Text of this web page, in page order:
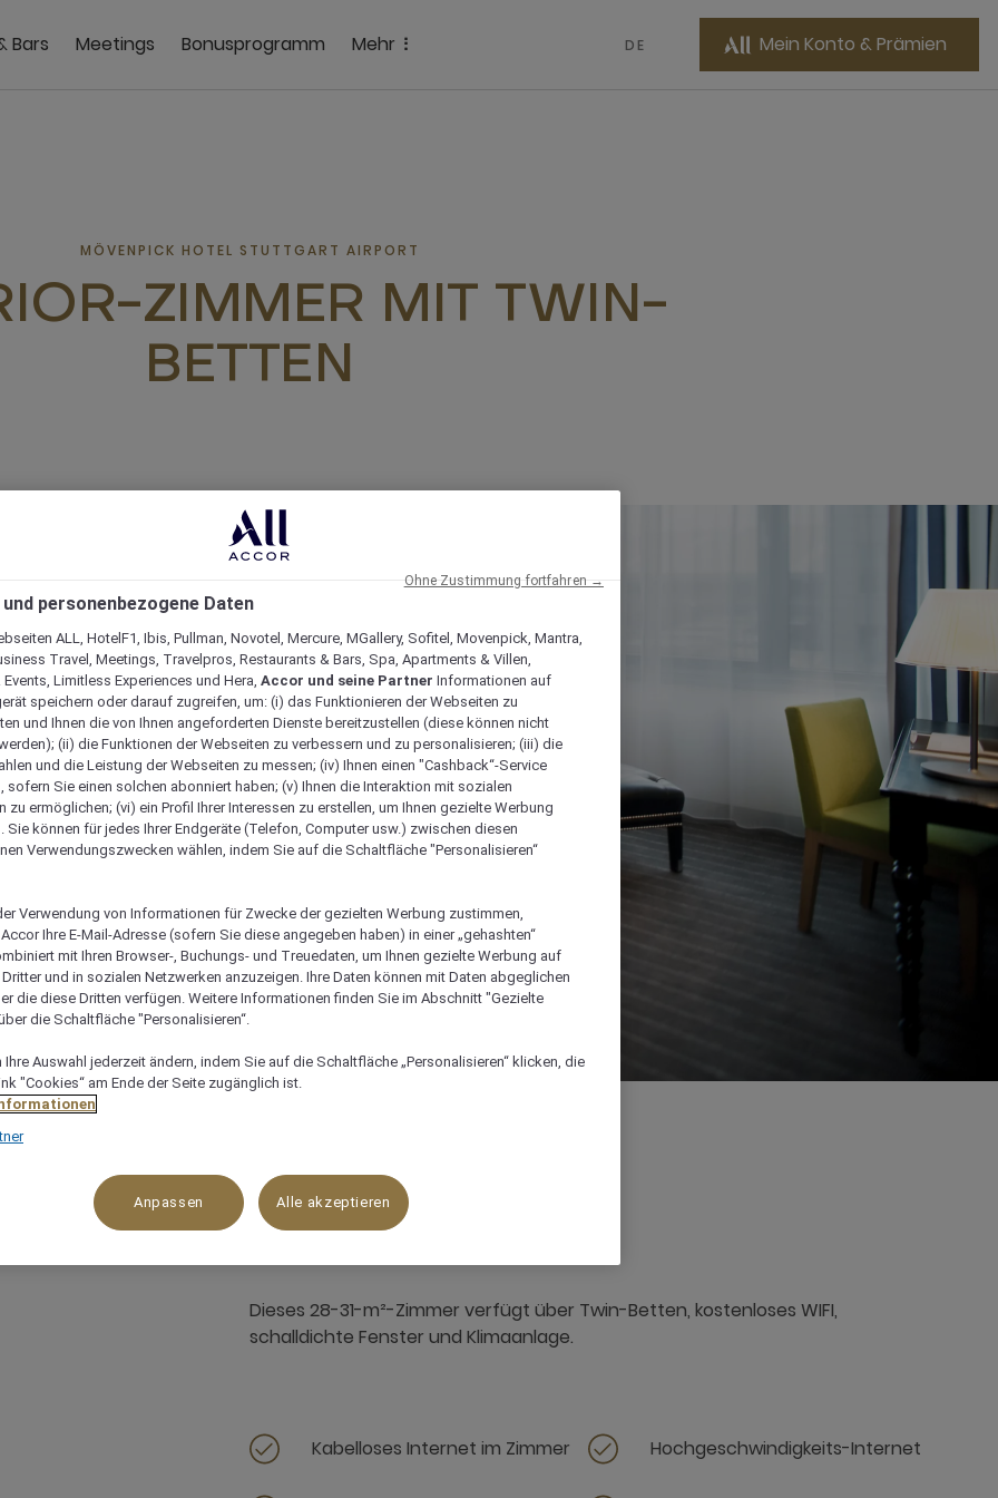
Bars Meetings Bonusprogramm Mehr DE Mein Konto & Prämien
MÖVENPICK HOTEL STUTTGART AIRPORT
ZIMMER MIT TWIN-
BETTEN
Verfügbarkeit anzeigen
Dieses 28-31-m²-Zimmer verfügt über Twin-Betten, kostenloses WIFI,
schalldichte Fenster und Klimaanlage.
Kabelloses Internet im Zimmer Hochgeschwindigkeits-Internet
personenbezogene Daten
ALL, HotelF1, Ibis, Pullman, Novotel, Mercure, MGallery, Sofitel, Movenpick, Mantra,
Travel, Meetings, Travelpros, Restaurants & Bars, Spa, Apartments & Villen,
Limitless Experiences und Hera, Accor und seine Partner Informationen auf
speichern oder darauf zugreifen, um: (i) das Funktionieren der Webseiten zu
und Ihnen die von Ihnen angeforderten Dienste bereitzustellen (diese können nicht
(ii) die Funktionen der Webseiten zu verbessern und zu personalisieren; (iii) die
und die Leistung der Webseiten zu messen; (iv) Ihnen einen "Cashback“-Service
sofern Sie einen solchen abonniert haben; (v) Ihnen die Interaktion mit sozialen
zu ermöglichen; (vi) ein Profil Ihrer Interessen zu erstellen, um Ihnen gezielte Werbung
Sie können für jedes Ihrer Endgeräte (Telefon, Computer usw.) zwischen diesen
Verwendungszwecken wählen, indem Sie auf die Schaltfläche "Personalisieren“
Verwendung von Informationen für Zwecke der gezielten Werbung zustimmen,
Ihre E-Mail-Adresse (sofern Sie diese angegeben haben) in einer „gehashten“
mit Ihren Browser-, Buchungs- und Treuedaten, um Ihnen gezielte Werbung auf
und in sozialen Netzwerken anzuzeigen. Ihre Daten können mit Daten abgeglichen
die diese Dritten verfügen. Weitere Informationen finden Sie im Abschnitt "Gezielte
die Schaltfläche "Personalisieren“.
Ihre Auswahl jederzeit ändern, indem Sie auf die Schaltfläche „Personalisieren“ klicken, die
"Cookies“ am Ende der Seite zugänglich ist.
Anpassen Alle akzeptieren
Ohne Zustimmung fortfahren →